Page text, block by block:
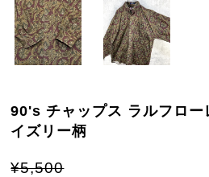
90's チャップス ラルフロ
イズリー柄
¥5,500